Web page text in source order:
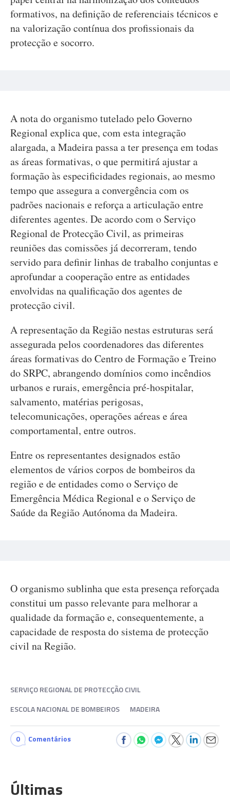
formativos, na definição de referenciais técnicos e
na valorização contínua dos profissionais da
protecção e socorro.
A nota do organismo tutelado pelo Governo
Regional explica que, com esta integração
alargada, a Madeira passa a ter presença em todas
as áreas formativas, o que permitirá ajustar a
formação às especificidades regionais, ao mesmo
tempo que assegura a convergência com os
padrões nacionais e reforça a articulação entre
diferentes agentes. De acordo com o Serviço
Regional de Protecção Civil, as primeiras
reuniões das comissões já decorreram, tendo
servido para definir linhas de trabalho conjuntas e
aprofundar a cooperação entre as entidades
envolvidas na qualificação dos agentes de
protecção civil.
A representação da Região nestas estruturas será
assegurada pelos coordenadores das diferentes
áreas formativas do Centro de Formação e Treino
do SRPC, abrangendo domínios como incêndios
urbanos e rurais, emergência pré-hospitalar,
salvamento, matérias perigosas,
telecomunicações, operações aéreas e área
comportamental, entre outros.
Entre os representantes designados estão
elementos de vários corpos de bombeiros da
região e de entidades como o Serviço de
Emergência Médica Regional e o Serviço de
Saúde da Região Autónoma da Madeira.
O organismo sublinha que esta presença reforçada
constitui um passo relevante para melhorar a
qualidade da formação e, consequentemente, a
capacidade de resposta do sistema de protecção
civil na Região.
SERVIÇO REGIONAL DE PROTECÇÃO CIVIL
ESCOLA NACIONAL DE BOMBEIROS
MADEIRA
0 Comentários
Últimas